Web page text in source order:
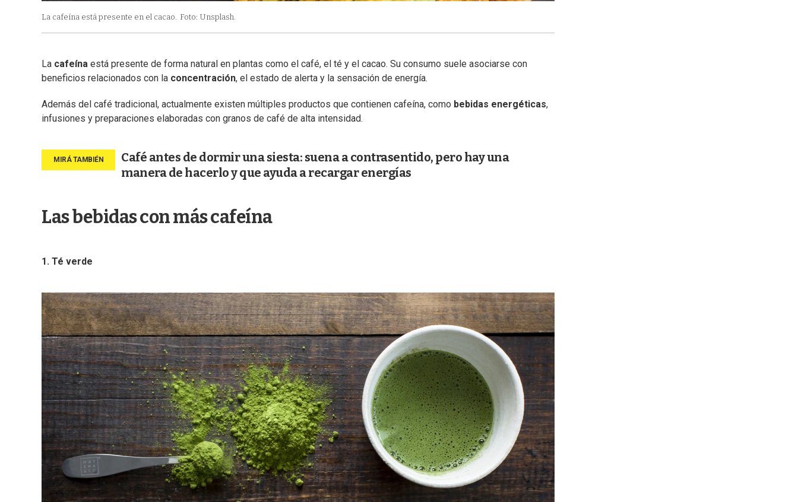
La cafeína está presente en el cacao. Foto: Unsplash.
La cafeína está presente de forma natural en plantas como el café, el té y el cacao. Su consumo suele asociarse con
beneficios relacionados con la concentración, el estado de alerta y la sensación de energía.
Además del café tradicional, actualmente existen múltiples productos que contienen cafeína, como bebidas energéticas,
infusiones y preparaciones elaboradas con granos de café de alta intensidad.
Café antes de dormir una siesta: suena a contrasentido, pero hay una
manera de hacerlo y que ayuda a recargar energías
Las bebidas con más cafeína
1. Té verde